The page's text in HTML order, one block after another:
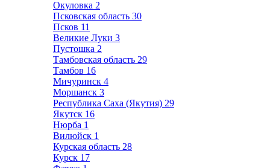
Окуловка 2
Псковская область 30
Псков 11
Великие Луки 3
Пустошка 2
Тамбовская область 29
Тамбов 16
Мичуринск 4
Моршанск 3
Республика Саха (Якутия) 29
Якутск 16
Нюрба 1
Вилюйск 1
Курская область 28
Курск 17